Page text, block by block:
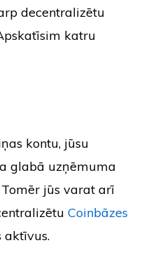
decentralizētu
katru
kontu, jūsu
glabā uzņēmuma
jūs varat arī
Coinbāzes
aktīvus.